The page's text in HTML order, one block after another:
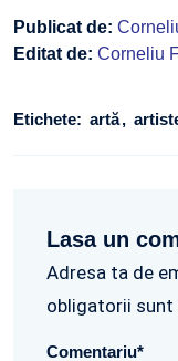
Publicat de:
Editat de: Corneliu
Etichete: artă
Lasa un
Adresa ta de
obligatorii
Comentariu*